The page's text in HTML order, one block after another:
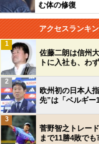
む体の修復
アクセスランキ
佐藤二朗は信州
トに入社も、わ
1
欧州初の日本人
先”は「ベルギー
2
菅野智之トレー
まで11勝4敗で
3